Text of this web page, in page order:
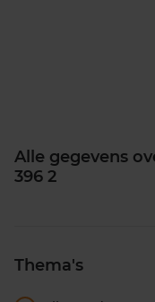
Alle gegevens
396 2
Thema's